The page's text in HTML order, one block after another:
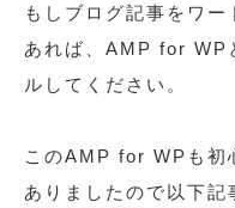
もしブログ記事をワ
あれば、AMP for WP
ルしてください。
このAMP for WPも初
ありましたので以下記